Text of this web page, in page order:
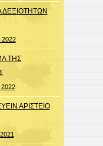
ΔΕΞΙΟΤΗΤΩΝ
2022
ΤΗΣ
2022
ΑΡΙΣΤΕΙΟ